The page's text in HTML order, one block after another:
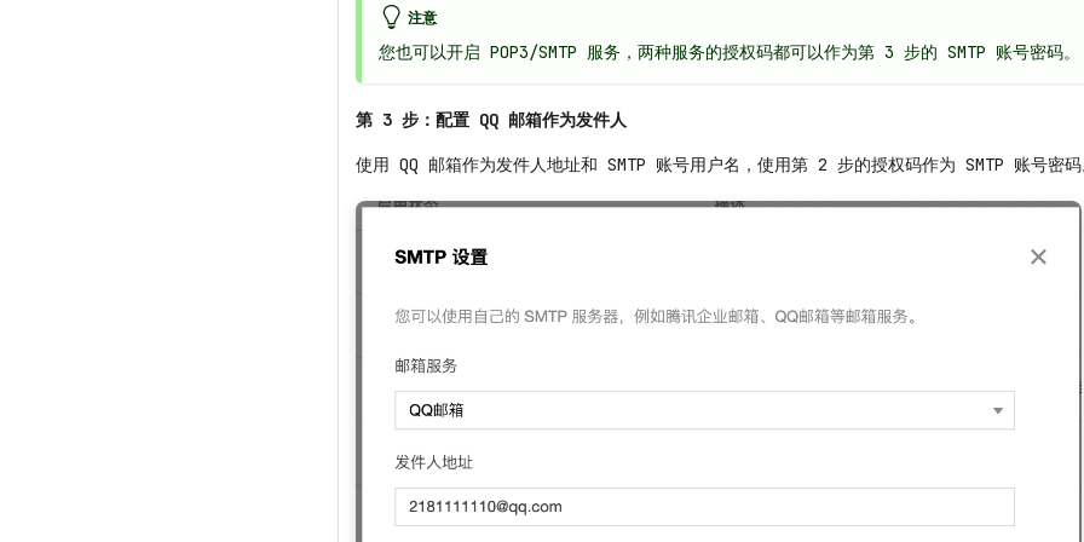
注意
您也可以开启 POP3/SMTP 服务，两种服务的授权码都可以作为第 3 步的 SMTP 账号密码。
第 3 步：配置 QQ 邮箱作为发件人
使用 QQ 邮箱作为发件人地址和 SMTP 账号用户名，使用第 2 步的授权码作为 SMTP 账号密